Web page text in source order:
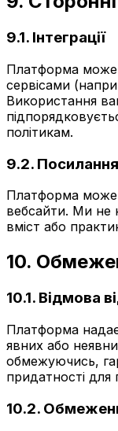
9.1. Інтеграції
Платформа може
сервісами
Використання
політикам.
9.2. Посилання
Платформа може
вебсайти. Ми не
вміст або
10.
10.1. Відмова
Платформа
явних або
обмежуючись,
придатності
10.2.